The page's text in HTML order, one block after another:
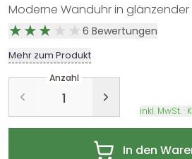
Moderne Wanduhr in glänzender
6 Bewertungen
Mehr zum Produkt
Anzahl
inkl. MwSt.
In den